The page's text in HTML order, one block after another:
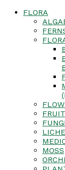
FLORA
FUNGI
MOSS